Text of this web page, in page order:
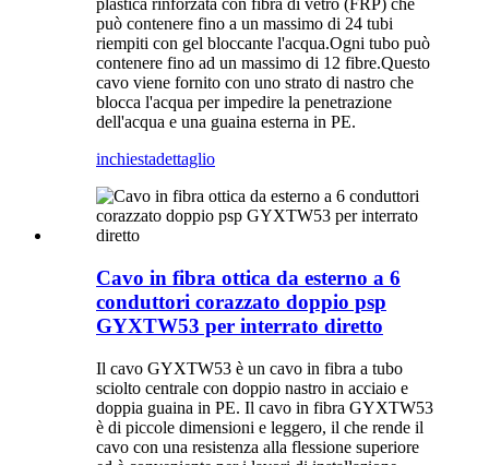
plastica rinforzata con fibra di vetro (FRP) che
può contenere fino a un massimo di 24 tubi
riempiti con gel bloccante l'acqua.Ogni tubo può
contenere fino ad un massimo di 12 fibre.Questo
cavo viene fornito con uno strato di nastro che
blocca l'acqua per impedire la penetrazione
dell'acqua e una guaina esterna in PE.
inchiestadettaglio
Cavo in fibra ottica da esterno a 6
conduttori corazzato doppio psp
GYXTW53 per interrato diretto
Il cavo GYXTW53 è un cavo in fibra a tubo
sciolto centrale con doppio nastro in acciaio e
doppia guaina in PE. Il cavo in fibra GYXTW53
è di piccole dimensioni e leggero, il che rende il
cavo con una resistenza alla flessione superiore